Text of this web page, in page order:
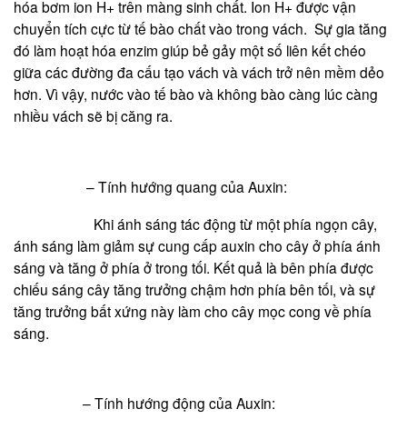
hóa bơm ion H+ trên màng sinh chất. Ion H+ được vận
chuyển tích cực từ tế bào chất vào trong vách. Sự gia tăng
đó làm hoạt hóa enzim giúp bẻ gảy một số liên kết chéo
giữa các đường đa cấu tạo vách và vách trở nên mềm dẻo
hơn. Vì vậy, nước vào tế bào và không bào càng lúc càng
nhiều vách sẽ bị căng ra.
– Tính hướng quang của Auxin:
Khi ánh sáng tác động từ một phía ngọn cây,
ánh sáng làm giảm sự cung cấp auxin cho cây ở phía ánh
sáng và tăng ở phía ở trong tối. Kết quả là bên phía được
chiếu sáng cây tăng trưởng chậm hơn phía bên tối, và sự
tăng trưởng bất xứng này làm cho cây mọc cong về phía
sáng.
– Tính hướng động của Auxin: